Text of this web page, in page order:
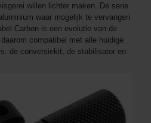
willen lichter maken. De serie
waar mogelijk te vervangen
Carbon is een evolutie van de
compatibel met alle huidige
de conversiekit, de stabilisator en